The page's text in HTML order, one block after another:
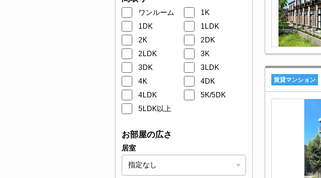
ワンルーム
1K
1DK
1LDK
2K
2DK
2LDK
3K
3DK
3LDK
4K
4DK
4LDK
5K/5DK
5LDK以上
お部屋の広さ
居室
賃貸マンション